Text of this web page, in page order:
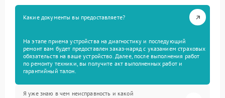
Какие документы вы предоставляете?
На этапе приема устройства на диагностику и последующий
ремонт вам будет предоставлен заказ-наряд с указанием страховых
обязательств на ваше устройство. Далее, после выполнения работ
по ремонту техники, вы получите акт выполненных работ и
гарантийный талон.
Я уже знаю в чем неисправность и какой